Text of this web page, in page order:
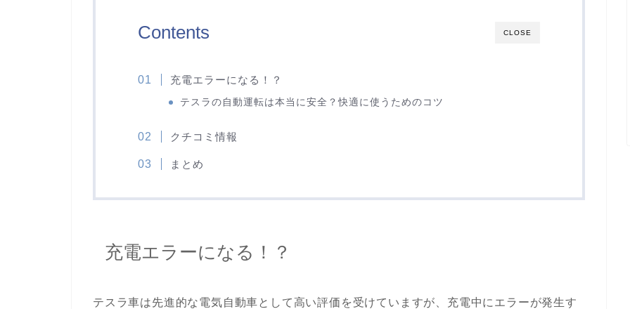
CLOSE
Contents
充電エラーになる！？
テスラの自動運転は本当に安全？快適に使うためのコツ
クチコミ情報
まとめ
充電エラーになる！？
テスラ車は先進的な電気自動車として高い評価を受けていますが、充電中にエラーが発生す